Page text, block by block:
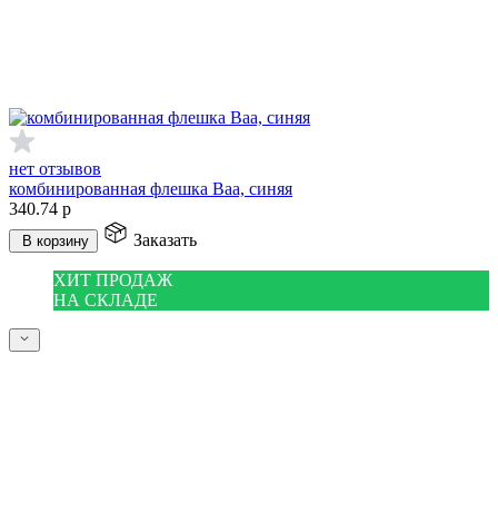
нет отзывов
комбинированная флешка Baa, синяя
340.74 р
В корзину Заказать
ХИТ ПРОДАЖ
НА СКЛАДЕ